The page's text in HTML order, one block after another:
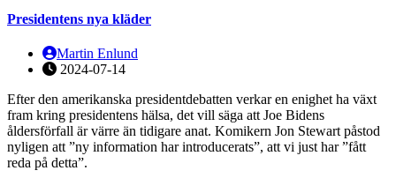
Presidentens nya kläder
Martin Enlund
2024-07-14
Efter den amerikanska presidentdebatten verkar en enighet ha växt
fram kring presidentens hälsa, det vill säga att Joe Bidens
åldersförfall är värre än tidigare anat. Komikern Jon Stewart påstod
nyligen att ”ny information har introducerats”, att vi just har ”fått
reda på detta”.